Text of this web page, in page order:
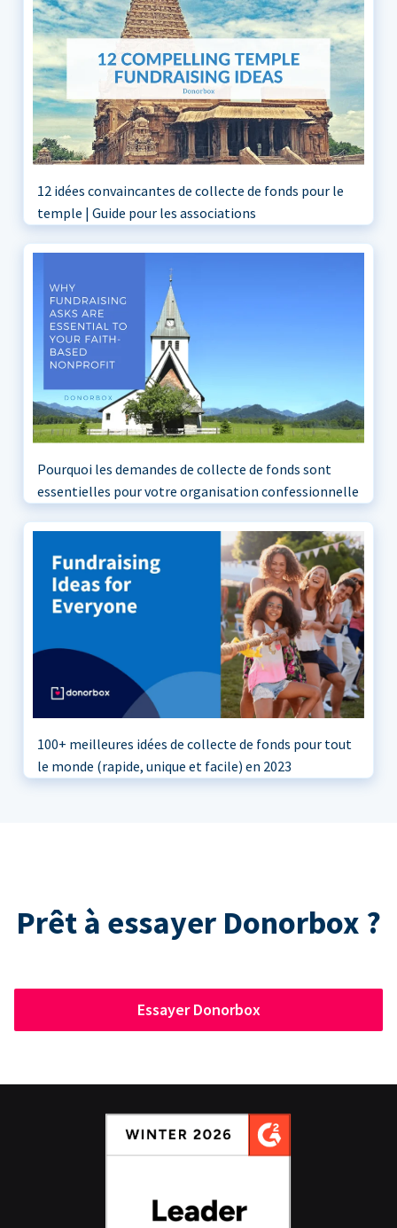
12 idées convaincantes de collecte de fonds pour le
temple | Guide pour les associations
Pourquoi les demandes de collecte de fonds sont
essentielles pour votre organisation confessionnelle
100+ meilleures idées de collecte de fonds pour tout
le monde (rapide, unique et facile) en 2023
Prêt à essayer Donorbox ?
Essayer Donorbox